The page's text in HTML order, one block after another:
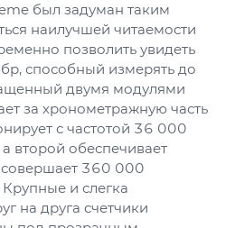
был задуман таким
наилучшей читаемости
позволить увидеть
способный измерять до
двумя модулями
за хронометражную часть
с частотой 36 000
второй обеспечивает
совершает 360 000
и слегка
на друга счетчики